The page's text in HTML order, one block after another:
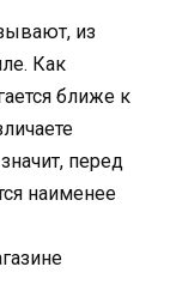
из
Как
ближе к
перед
наименее